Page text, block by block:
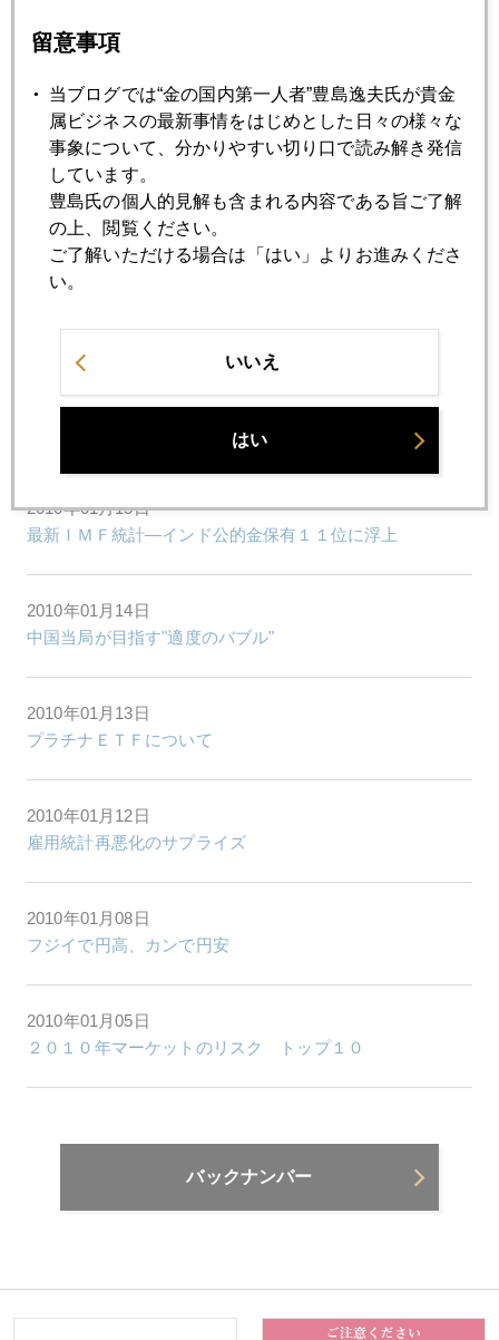
2010年01月22日
オバマ金融規制案で大荒れ
2010年01月21日
ユーロリスクと中国リスク
脳梗塞の事前発見検査方法があるよ
2010年01月18日
2010年01月15日
最新ＩＭＦ統計―インド公的金保有１１位に浮上
2010年01月14日
中国当局が目指す"適度のバブル"
2010年01月13日
プラチナＥＴＦについて
2010年01月12日
雇用統計再悪化のサプライズ
2010年01月08日
フジイで円高、カンで円安
2010年01月05日
２０１０年マーケットのリスク トップ１０
バックナンバー
留意事項
当ブログでは“金の国内第一人者”豊島逸夫氏が貴金
属ビジネスの最新事情をはじめとした日々の様々な
事象について、分かりやすい切り口で読み解き発信
しています。
豊島氏の個人的見解も含まれる内容である旨ご了解
の上、閲覧ください。
ご了解いただける場合は「はい」よりお進みくださ
い。
いいえ
はい